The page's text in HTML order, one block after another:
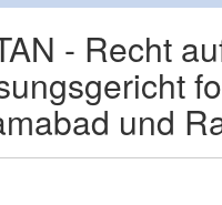
- Recht
und